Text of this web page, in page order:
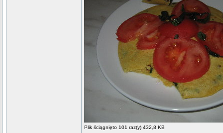
Plik ściągnięto 101 raz(y) 432,8 KB